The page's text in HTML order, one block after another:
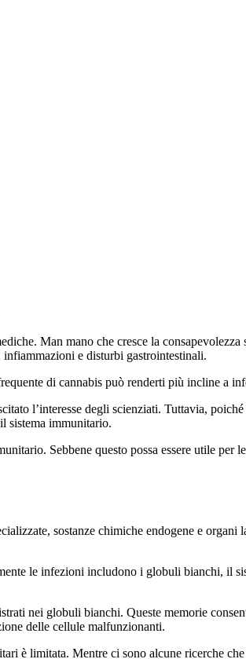
Man mano che cresce la
e disturbi gastrointestinali.
di cannabis può renderti più incline a
l’interesse degli scienziati. Tuttavia,
sistema immunitario.
Sebbene questo possa essere utile per
sostanze chimiche endogene e
le infezioni includono i globuli bianchi, il
nei globuli bianchi. Queste memorie
delle cellule malfunzionanti.
è limitata. Mentre ci sono alcune ricerche